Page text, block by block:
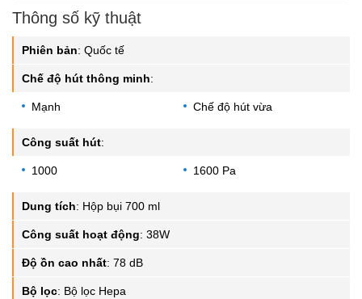
Thông số kỹ thuật
Phiên bản: Quốc tế
Chế độ hút thông minh:
Mạnh Chế độ hút vừa
Công suất hút:
1000 1600 Pa
Dung tích: Hộp bụi 700 ml
Công suất hoạt động: 38W
Độ ồn cao nhất: 78 dB
Bộ lọc: Bộ lọc Hepa